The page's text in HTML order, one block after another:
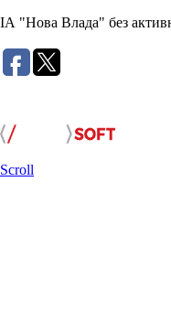
ІА "Нова Влада" без
Scroll